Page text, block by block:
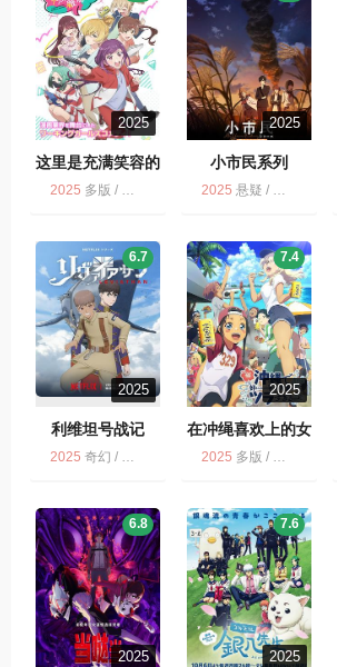
2025
这里是充满笑容的
职场。
2025 多版 / 这里是充满笑容的职场 / 动画
2025
小市民系列
2025 悬疑 / 多版 / 剧情 / 动画 / 小市民系列 第2季
2025
利维坦号战记
6.7
2025 奇幻 / 剧情 / 科幻 / 动画 / 战争 / 动作 / NETFLIX / 历史
2025
在冲绳喜欢上的女
孩子方言讲太多太
7.4
2025 多版 / 动画
2025
6.8
2025
7.6